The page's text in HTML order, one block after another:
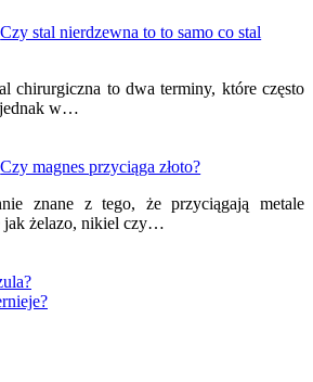
Czy stal nierdzewna to to samo co stal
chirurgiczna to dwa terminy, które często
jednak w…
Czy magnes przyciąga złoto?
znane z tego, że przyciągają metale
jak żelazo, nikiel czy…